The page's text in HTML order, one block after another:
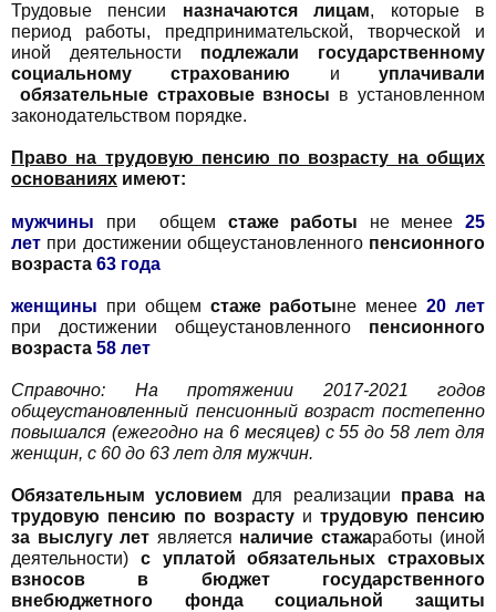
Трудовые пенсии назначаются лицам, которые в
период работы, предпринимательской, творческой и
иной деятельности подлежали государственному
социальному страхованию иуплачивали
обязательные страховые взносы в установленном
законодательством порядке.
Право на трудовую пенсию по возрасту на общих
основаниях имеют:
мужчины при общем стаже работы не менее 25
лет при достижении общеустановленногопенсионного
возраста 63 года
женщины при общем стаже работыне менее 20 лет
при достижении общеустановленного пенсионного
возраста 58 лет
Справочно: На протяжении 2017-2021 годов
общеустановленный пенсионный возраст постепенно
повышался (ежегодно на 6 месяцев) с 55 до 58 лет для
женщин, с 60 до 63 лет для мужчин.
Обязательным условием для реализации права на
трудовую пенсию по возрасту и трудовую пенсию
за выслугу лет является наличие стажаработы (иной
деятельности) с уплатой обязательных страховых
взносов в бюджет государственного
внебюджетного фонда социальной защиты